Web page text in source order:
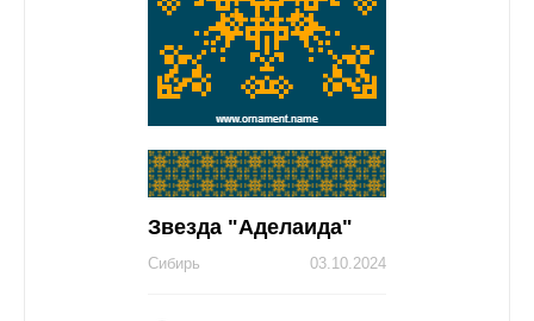
Звезда "Аделаида"
03.10.2024
Сибирь